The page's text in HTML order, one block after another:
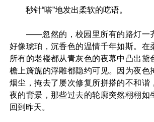
秒针“嗒”地发出柔软的呓语。
——忽然的，校园里所有的路灯一
好像琥珀，沉香色的温情千年如斯。在
所有的老楼都从青灰色的夜幕中凸出黛
檐上旖旎的浮雕都隐约可见。因为夜色
烟尘，掩去了屡次修复所拼搭的不和谐
夜的背景，那些过去的轮廓突然栩栩如
回到昨天。